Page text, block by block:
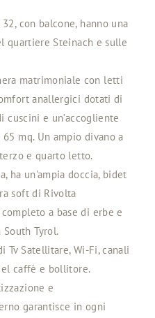
con balcone, hanno una
quartiere Steinach e sulle
matrimoniale con letti
anallergici dotati di
e un’accogliente
mq. Un ampio divano a
e quarto letto.
ha un'ampia doccia, bidet
soft di Rivolta
a base di erbe e
South Tyrol.
Tv Satellitare, Wi-Fi, canali
caffè e bollitore.
e
garantisce in ogni